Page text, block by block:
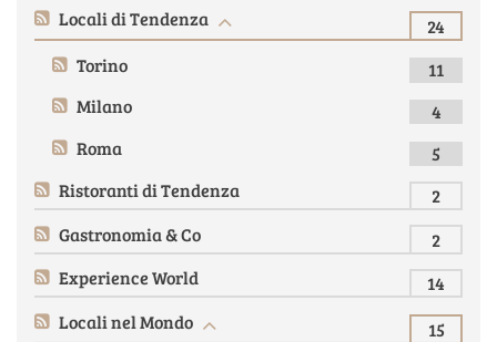
Locali di Tendenza
24
Torino
11
Milano
4
Roma
5
Ristoranti di Tendenza
2
Gastronomia & Co
2
Experience World
14
Locali nel Mondo
15